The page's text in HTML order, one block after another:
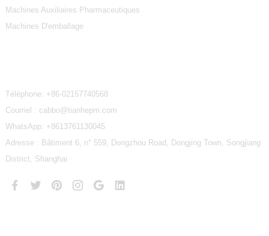
Machines Auxiliaires Pharmaceutiques
Machines D'emballage
Téléphone: +86-02157740568
Courriel : cabbo@tianhepm.com
WhatsApp: +8613761130045
Adresse : Bâtiment 6, n° 559, Dongzhou Road, Dongjing Town, Songjiang
District, Shanghai